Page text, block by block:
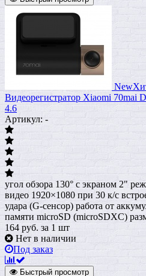
New
Видеорегистратор Xiaomi 70mai
4.6
Артикул: -
угол обзора 130° с экраном 2"
видео 1920×1080 при 30 к/с
удара (G-сенсор) работа от
памяти microSD (microSDXC)
164 руб. за 1 шт
Нет в наличии
Под заказ
Быстрый просмотр